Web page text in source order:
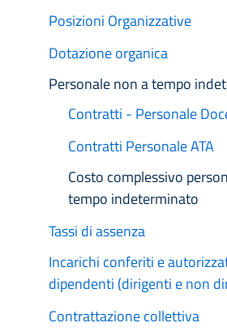
Posizioni Organizzative
Dotazione organica
Personale non a tempo
Attivo
Contratti - Personale
Contratti Personale ATA
Costo complessivo
tempo indeterminato
Tassi di assenza
Incarichi conferiti e
dipendenti (dirigenti e non
Contrattazione collettiva